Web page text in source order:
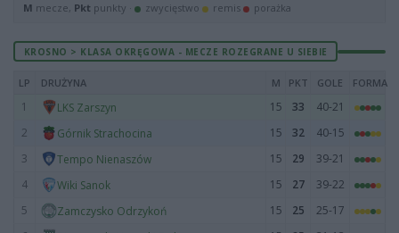
M mecze, Pkt punkty · zwycięstwo remis porażka
KROSNO > KLASA OKRĘGOWA - MECZE ROZEGRANE U SIEBIE
LP DRUŻYNA M PKT GOLE FORMA
1 LKS Zarszyn 15 33
40-21
2
Górnik Strachocina 15 32
40-15
3
Tempo Nienaszów 15 29
39-21
4
Wiki Sanok 15 27
39-22
5
Zamczysko Odrzykoń 15 25
25-17